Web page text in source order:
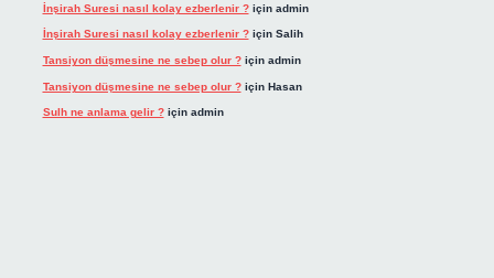
İnşirah Suresi nasıl kolay ezberlenir ?için admin
İnşirah Suresi nasıl kolay ezberlenir ?için Salih
Tansiyon düşmesine ne sebep olur ?için admin
Tansiyon düşmesine ne sebep olur ?için Hasan
Sulh ne anlama gelir ?için admin